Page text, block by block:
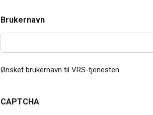
Brukernavn
Ønsket brukernavn til VRS-tjenesten
CAPTCHA